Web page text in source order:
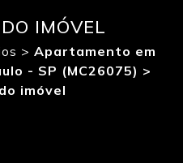
IMÓVEL
> Apartamento em
- SP (MC26075) >
imóvel